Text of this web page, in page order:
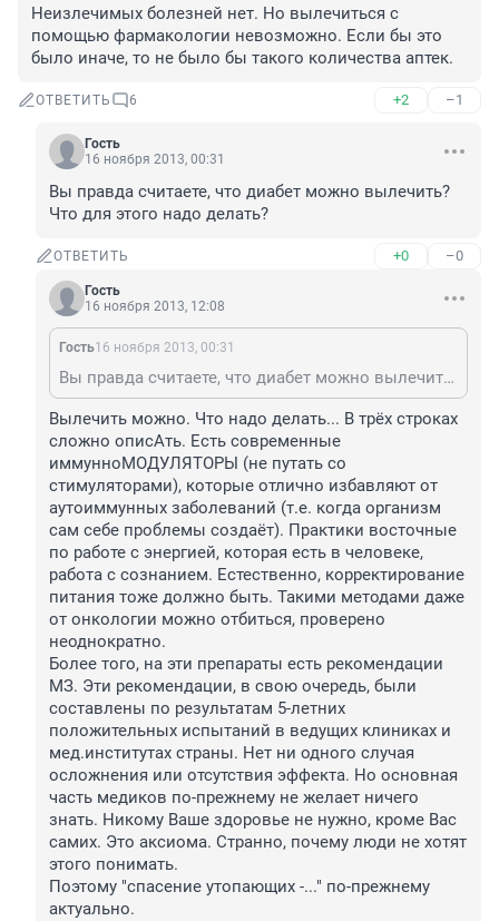
Неизлечимых болезней нет. Но вылечиться с
помощью фармакологии невозможно. Если бы это
было иначе, то не было бы такого количества аптек.
ОТВЕТИТЬ 6 +2 –1
Гость
16 ноября 2013, 00:31
Вы правда считаете, что диабет можно вылечить?
Что для этого надо делать?
ОТВЕТИТЬ +0 –0
Гость
16 ноября 2013, 12:08
Гость16 ноября 2013, 00:31
Вы правда считаете, что диабет можно вылечить? Что для этого надо делать?
Вылечить можно. Что надо делать... В трёх строках
сложно описАть. Есть современные
иммунноМОДУЛЯТОРЫ (не путать со
стимуляторами), которые отлично избавляют от
аутоиммунных заболеваний (т.е. когда организм
сам себе проблемы создаёт). Практики восточные
по работе с энергией, которая есть в человеке,
работа с сознанием. Естественно, корректирование
питания тоже должно быть. Такими методами даже
от онкологии можно отбиться, проверено
неоднократно.
Более того, на эти препараты есть рекомендации
МЗ. Эти рекомендации, в свою очередь, были
составлены по результатам 5-летних
положительных испытаний в ведущих клиниках и
мед.институтах страны. Нет ни одного случая
осложнения или отсутствия эффекта. Но основная
часть медиков по-прежнему не желает ничего
знать. Никому Ваше здоровье не нужно, кроме Вас
самих. Это аксиома. Странно, почему люди не хотят
этого понимать.
Поэтому "спасение утопающих -..." по-прежнему
актуально.